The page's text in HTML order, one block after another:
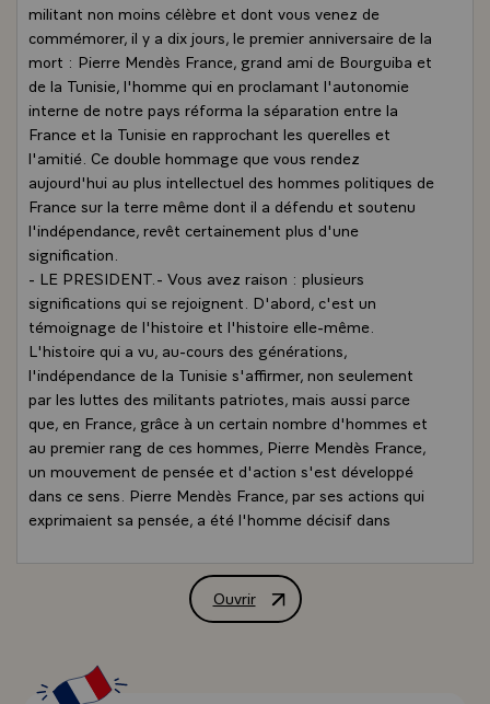
militant non moins célèbre et dont vous venez de
commémorer, il y a dix jours, le premier anniversaire de la
mort : Pierre Mendès France, grand ami de Bourguiba et
de la Tunisie, l'homme qui en proclamant l'autonomie
interne de notre pays réforma la séparation entre la
France et la Tunisie en rapprochant les querelles et
l'amitié. Ce double hommage que vous rendez
aujourd'hui au plus intellectuel des hommes politiques de
France sur la terre même dont il a défendu et soutenu
l'indépendance, revêt certainement plus d'une
signification.
- LE PRESIDENT.- Vous avez raison : plusieurs
significations qui se rejoignent. D'abord, c'est un
témoignage de l'histoire et l'histoire elle-même.
L'histoire qui a vu, au-cours des générations,
l'indépendance de la Tunisie s'affirmer, non seulement
par les luttes des militants patriotes, mais aussi parce
que, en France, grâce à un certain nombre d'hommes et
au premier rang de ces hommes, Pierre Mendès France,
un mouvement de pensée et d'action s'est développé
dans ce sens. Pierre Mendès France, par ses actions qui
exprimaient sa pensée, a été l'homme décisif dans
pense donc que ce sera une date déterminante que nous
célébrons aujourd'hui en même temps que nous
D'autres éléments interviennent, puisque nous sommes
ici dans un lycée. Peu d'hommes, au-cours de cette
Ouvrir
Entretien de M. François Mitterrand,